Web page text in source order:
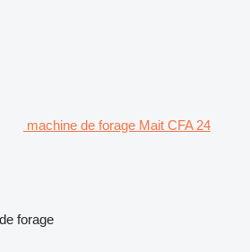
machine de forage Mait CFA 24
forage